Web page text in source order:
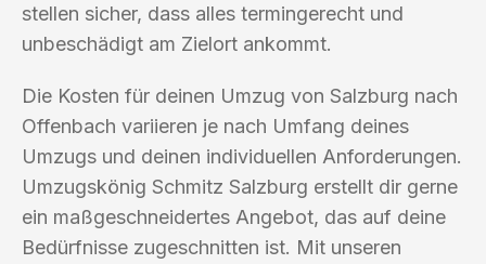
stellen sicher, dass alles termingerecht und
unbeschädigt am Zielort ankommt.
Die Kosten für deinen Umzug von Salzburg nach
Offenbach variieren je nach Umfang deines
Umzugs und deinen individuellen Anforderungen.
Umzugskönig Schmitz Salzburg erstellt dir gerne
ein maßgeschneidertes Angebot, das auf deine
Bedürfnisse zugeschnitten ist. Mit unseren